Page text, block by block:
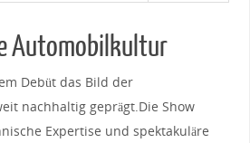
Automobilkultur
Debüt das ​Bild⁢ der⁢
nachhaltig geprägt.Die Show
​Expertise ⁤und ‌spektakuläre